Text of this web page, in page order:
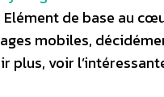
Elément de base au
mobiles,
plus, voir